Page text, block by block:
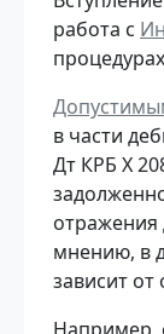
работа с
в части
Дт КРБ Х
отражения
мнению, в
зависит